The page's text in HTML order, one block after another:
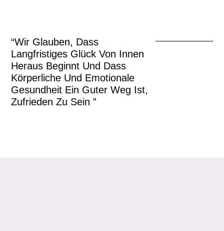
“Wir Glauben, Dass
Langfristiges Glück Von Innen
Heraus Beginnt Und Dass
Körperliche Und Emotionale
Gesundheit Ein Guter Weg Ist,
Zufrieden Zu Sein ”